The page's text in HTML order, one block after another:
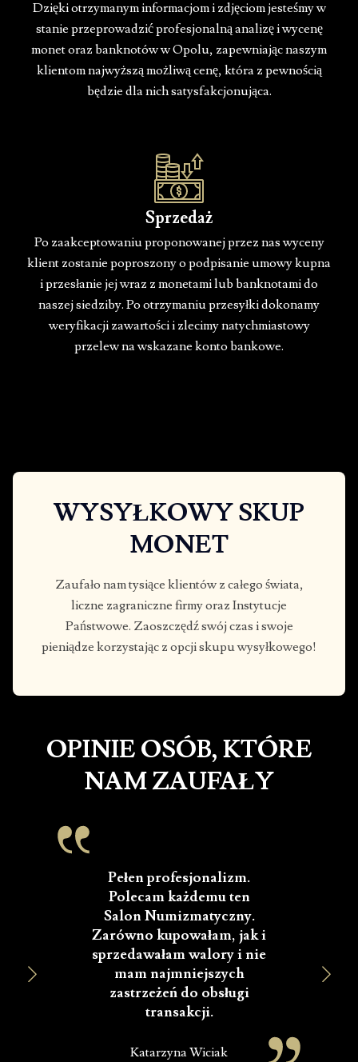
Dzięki otrzymanym informacjom i zdjęciom jesteśmy w
stanie przeprowadzić profesjonalną analizę i wycenę
monet oraz banknotów w Opolu, zapewniając naszym
klientom najwyższą możliwą cenę, która z pewnością
będzie dla nich satysfakcjonująca.
Sprzedaż
Po zaakceptowaniu proponowanej przez nas wyceny
klient zostanie poproszony o podpisanie umowy kupna
i przesłanie jej wraz z monetami lub banknotami do
naszej siedziby. Po otrzymaniu przesyłki dokonamy
weryfikacji zawartości i zlecimy natychmiastowy
przelew na wskazane konto bankowe.
WYSYŁKOWY SKUP
MONET
Zaufało nam tysiące klientów z całego świata,
liczne zagraniczne firmy oraz Instytucje
Państwowe. Zaoszczędź swój czas i swoje
pieniądze korzystając z opcji skupu wysyłkowego!
OPINIE OSÓB, KTÓRE
NAM ZAUFAŁY
Pełen profesjonalizm.
Polecam każdemu ten
Salon Numizmatyczny.
Zarówno kupowałam, jak i
sprzedawałam walory i nie
mam najmniejszych
zastrzeżeń do obsługi
transakcji.
Katarzyna Wiciak